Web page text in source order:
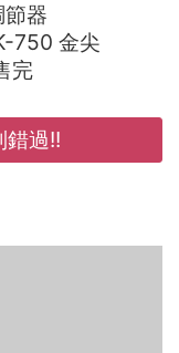
器
750 金尖
完
錯過!!